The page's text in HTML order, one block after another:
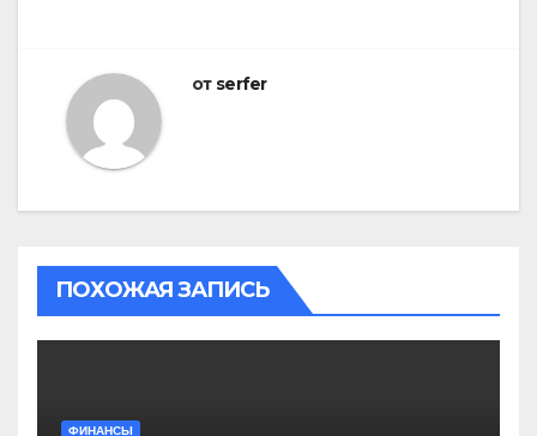
от serfer
ПОХОЖАЯ ЗАПИСЬ
ФИНАНСЫ